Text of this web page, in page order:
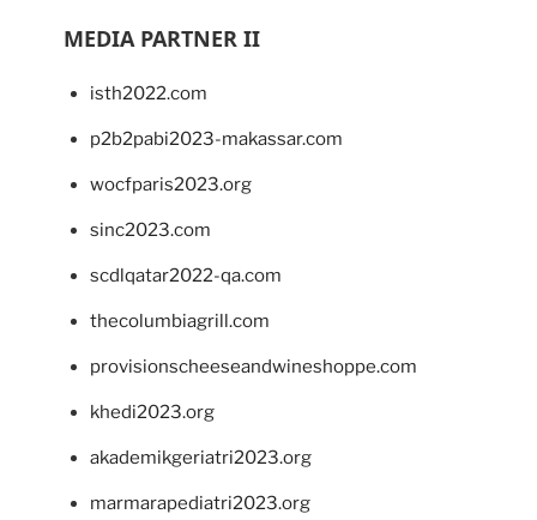
MEDIA PARTNER II
isth2022.com
p2b2pabi2023-makassar.com
wocfparis2023.org
sinc2023.com
scdlqatar2022-qa.com
thecolumbiagrill.com
provisionscheeseandwineshoppe.com
khedi2023.org
akademikgeriatri2023.org
marmarapediatri2023.org